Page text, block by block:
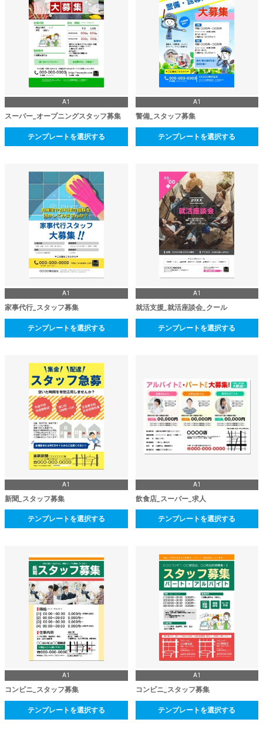
A1
スーパー_オープニングスタッフ募集
テンプレートを選択する
A1
警備_スタッフ募集
テンプレートを選択する
A1
家事代行_スタッフ募集
テンプレートを選択する
A1
就活支援_就活座談会_クール
テンプレートを選択する
A1
新聞_スタッフ募集
テンプレートを選択する
A1
飲食店_スーパー_求人
テンプレートを選択する
A1
コンビニ_スタッフ募集
テンプレートを選択する
A1
コンビニ_スタッフ募集
テンプレートを選択する